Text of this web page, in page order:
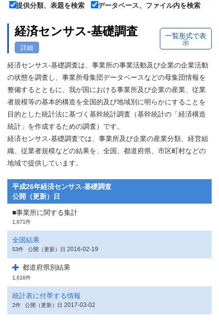
提供分類、表題を検索
データベース、ファイル内を検索
経済センサス‐基礎調査
詳細
一覧形式で表
示
経済センサス‐基礎調査は、事業所の事業活動及び企業の企業活動
の状態を調査し、事業所母集団データベースなどの母集団情報を
整備するとともに、我が国における事業所及び企業の産業、従業
者規模等の基本的構造を全国的及び地域別に明らかにすることを
目的とした統計法に基づく基幹統計調査（基幹統計の「経済構造
統計」を作成するための調査）です。
経済センサス‐基礎調査では、事業所及び企業の産業分類、経営組
織、従業者規模などの結果を、全国、都道府県、市区町村などの
地域で提供しています。
平成26年経済センサス‐基礎調査
公開（更新）日
■事業所に関する集計
1,671件
全国結果
53件 公開（更新）日 2016-02-19
都道府県別結果
1,616件
統計表に付帯する情報
2件 公開（更新）日 2017-03-02